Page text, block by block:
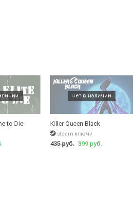
to Die Killer Queen Black
steam ключи
435 руб. 399 руб.